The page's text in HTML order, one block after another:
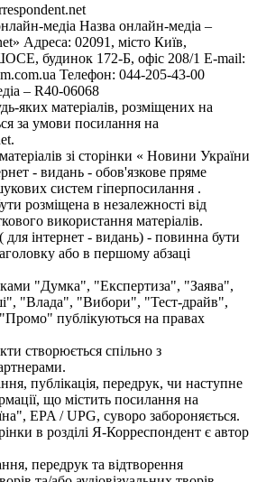
медіа Назва онлайн-медіа –
Адреса: 02091, місто Київ,
будинок 172-Б, офіс 208/1 E-mail:
Телефон: 044-205-43-00
– R40-06068
яких матеріалів, розміщених на
за умови посилання на
зі сторінки « Новини України
- видань - обов'язкове пряме
систем гіперпосилання .
розміщена в незалежності від
використання матеріалів.
для інтернет - видань) - повинна бути
або в першому абзаці
"Думка", "Експертиза", "Заява",
"Влада", "Вибори", "Тест-драйв",
публікуються на правах
створюється спільно з
публікація, передрук, чи наступне
що містить посилання на
EPA / UPG, суворо забороняється.
в розділі Я-Корреспондент є автор
передрук та відтворення